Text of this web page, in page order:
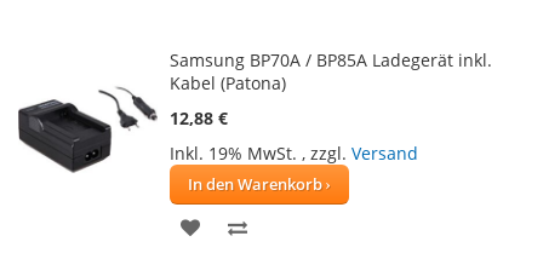
Samsung BP70A / BP85A Ladegerät inkl.
Kabel (Patona)
12,88 €
Inkl. 19% MwSt. , zzgl. Versand
In den Warenkorb
ZUR